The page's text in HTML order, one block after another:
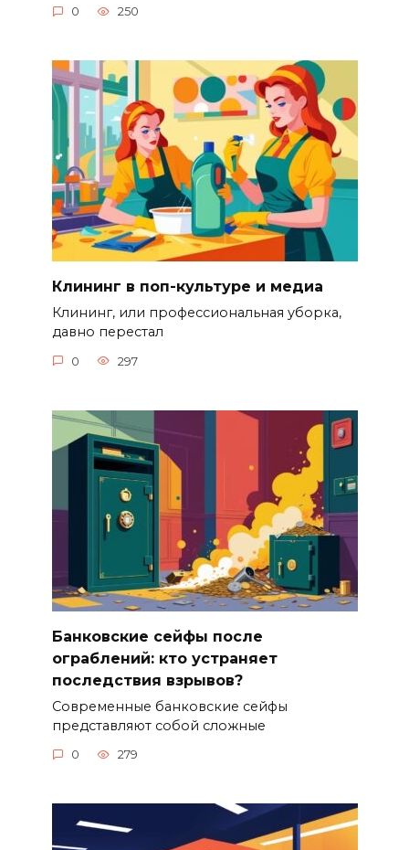
0 250
Клининг в поп-культуре и медиа
Клининг, или профессиональная уборка,
давно перестал
0 297
Банковские сейфы после
ограблений: кто устраняет
последствия взрывов?
Современные банковские сейфы
представляют собой сложные
0 279